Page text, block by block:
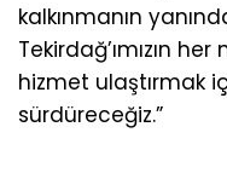
kalkınmanın
Tekirdağ’ımızın
hizmet ulaştırmak
sürdüreceğiz.”